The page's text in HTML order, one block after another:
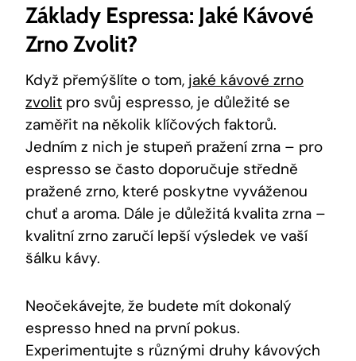
Základy Espressa: Jaké Kávové
Zrno Zvolit?
Když přemýšlíte o tom, jaké kávové zrno
zvolit pro svůj espresso, je důležité se
zaměřit na několik klíčových faktorů.
Jedním z nich je stupeň pražení zrna – pro
espresso se často doporučuje středně
pražené zrno, které poskytne vyváženou
chuť a aroma. Dále je důležitá kvalita zrna –
kvalitní zrno zaručí lepší výsledek ve vaší
šálku kávy.
Neočekávejte, že budete mít dokonalý
espresso hned na první pokus.
Experimentujte s různými druhy kávových